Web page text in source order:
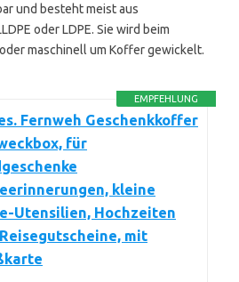
und besteht meist aus
oder LDPE. Sie wird beim
maschinell um Koffer gewickelt.
EMPFEHLUNG
Fernweh Geschenkkoffer
für
kleine
Utensilien, Hochzeiten
mit